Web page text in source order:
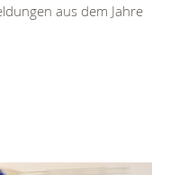
aus dem Jahre